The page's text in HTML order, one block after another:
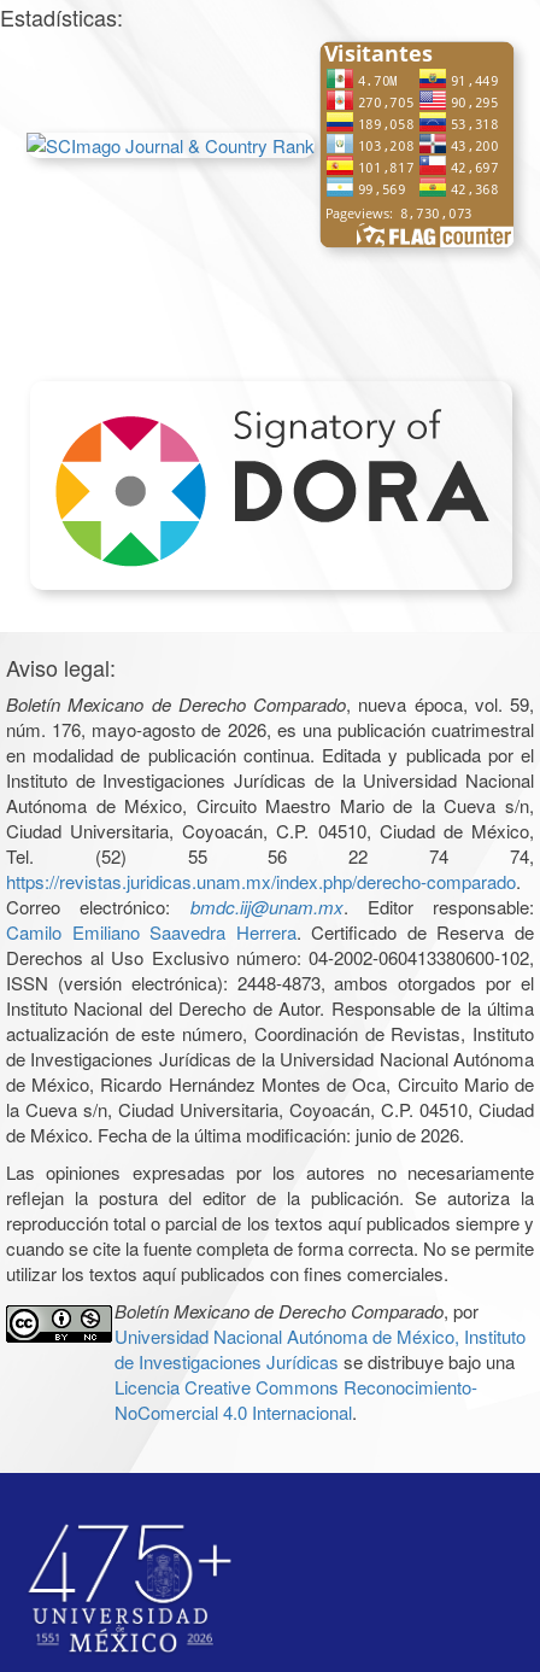
Estadísticas:
Aviso legal:
Boletín Mexicano de Derecho Comparado, nueva época, vol. 59,
núm. 176, mayo-agosto de 2026, es una publicación cuatrimestral
en modalidad de publicación continua. Editada y publicada por el
Instituto de Investigaciones Jurídicas de la Universidad Nacional
Autónoma de México, Circuito Maestro Mario de la Cueva s/n,
Ciudad Universitaria, Coyoacán, C.P. 04510, Ciudad de México,
Tel. (52) 55 56 22 74 74,
https://revistas.juridicas.unam.mx/index.php/derecho-comparado.
Correo electrónico: bmdc.iij@unam.mx. Editor responsable:
Camilo Emiliano Saavedra Herrera. Certificado de Reserva de
Derechos al Uso Exclusivo número: 04-2002-060413380600-102,
ISSN (versión electrónica): 2448-4873, ambos otorgados por el
Instituto Nacional del Derecho de Autor. Responsable de la última
actualización de este número, Coordinación de Revistas, Instituto
de Investigaciones Jurídicas de la Universidad Nacional Autónoma
de México, Ricardo Hernández Montes de Oca, Circuito Mario de
la Cueva s/n, Ciudad Universitaria, Coyoacán, C.P. 04510, Ciudad
de México. Fecha de la última modificación: junio de 2026.
Las opiniones expresadas por los autores no necesariamente
reflejan la postura del editor de la publicación. Se autoriza la
reproducción total o parcial de los textos aquí publicados siempre y
cuando se cite la fuente completa de forma correcta. No se permite
utilizar los textos aquí publicados con fines comerciales.
Boletín Mexicano de Derecho Comparado, por
Universidad Nacional Autónoma de México, Instituto
de Investigaciones Jurídicas se distribuye bajo una
Licencia Creative Commons Reconocimiento-
NoComercial 4.0 Internacional.